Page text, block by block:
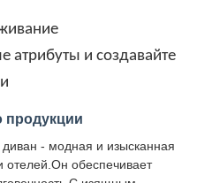
атрибуты и создавайте
продукции
- модная и изысканная
обеспечивает